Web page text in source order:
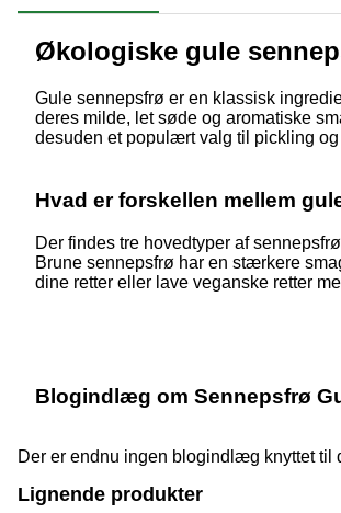
Økologiske gule
Gule sennepsfrø er en klassisk
deres milde, let søde og aromatiske
desuden et populært valg til pickling
Hvad er forskellen mellem
Der findes tre hovedtyper af
Brune sennepsfrø har en stærkere
dine retter eller lave veganske retter
Blogindlæg om Sennepsfrø
Der er endnu ingen blogindlæg knyttet til
Lignende produkter